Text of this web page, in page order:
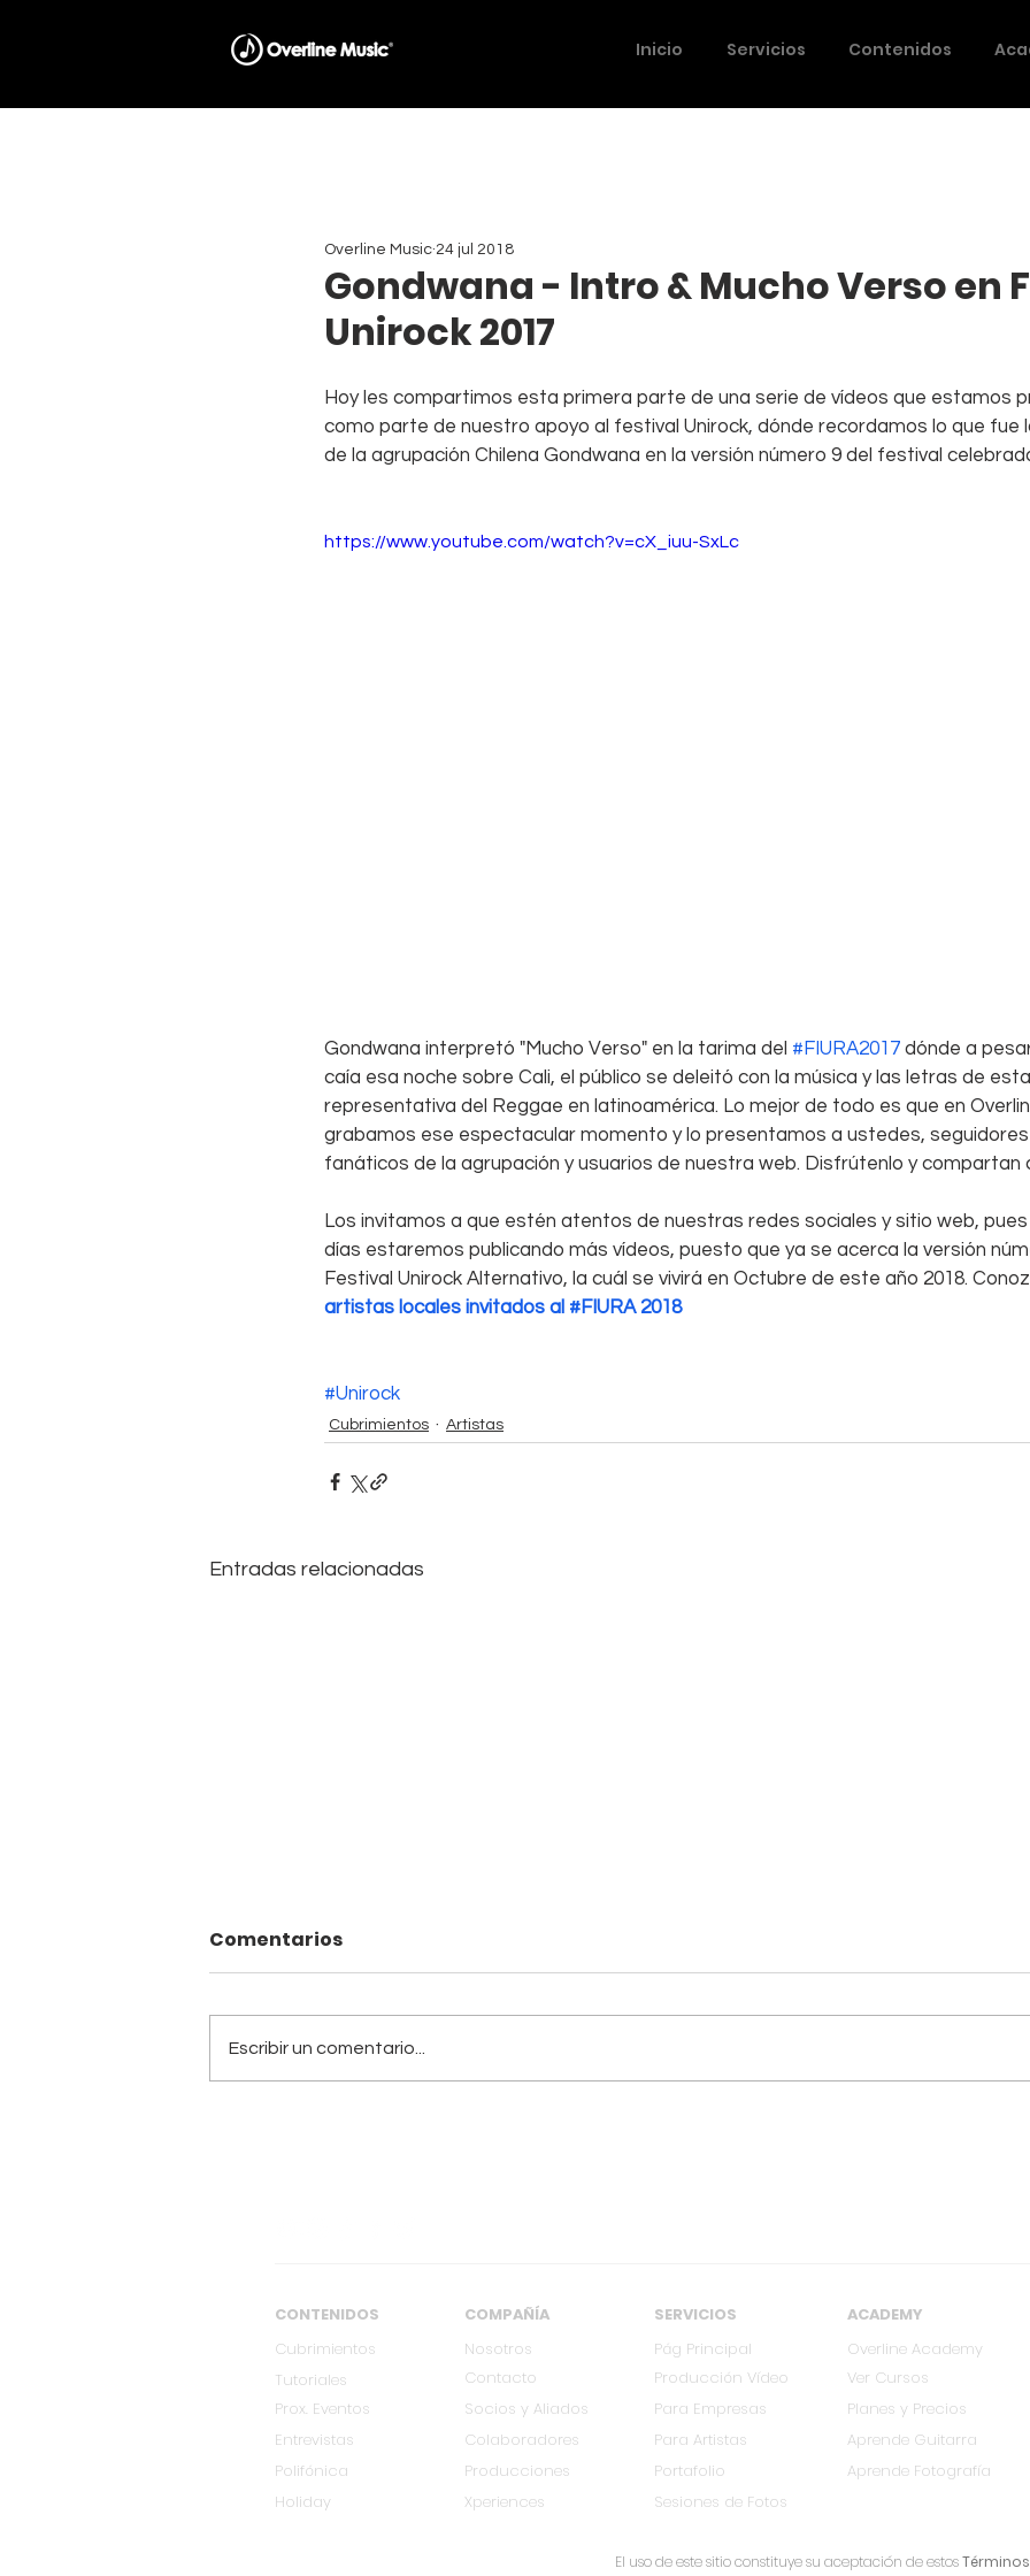
Inicio Servicios Contenidos
Gondwana - Intro & Mucho Verso en
Unirock 2017
Overline Music 24 jul 2018
Hoy les compartimos esta primera parte de una serie de vídeos que estamos
como parte de nuestro apoyo al festival Unirock, dónde recordamos lo que fue
de la agrupación Chilena Gondwana en la versión número 9 del festival
https://www.youtube.com/watch?v=cX_iuu-SxLc
Gondwana interpretó "Mucho Verso" en la tarima del #FIURA2017 dónde a
caía esa noche sobre Cali, el público se deleitó con la música y las letras de
representativa del Reggae en latinoamérica. Lo mejor de todo es que en
grabamos ese espectacular momento y lo presentamos a ustedes,
fanáticos de la agrupación y usuarios de nuestra web. Disfrútenlo y compartan
Los invitamos a que estén atentos de nuestras redes sociales y sitio web,
días estaremos publicando más vídeos, puesto que ya se acerca la versión
Festival Unirock Alternativo, la cuál se vivirá en Octubre de este año 2018.
artistas locales invitados al #FIURA 2018
#Unirock
Cubrimientos Artistas
Entradas relacionadas
Comentarios
Escribir un comentario...
CONTENIDOS
Cubrimientos
Tutoriales
Prox. Eventos
Entrevistas
Polifónica
Holiday
COMPAÑÍA
Nosotros
Contacto
Socios y Aliados
Colaboradores
Producciones
Xperiences
SERVICIOS
Pág Principal
Producción Vídeo
Para Empresas
Para Artistas
Portafolio
Sesiones de Fotos
ACADEMY
Overline Academy
Ver Cursos
Planes y Precios
Aprende Guitarra
Aprende Fotografía
El uso de este sitio constituye su aceptación de estos